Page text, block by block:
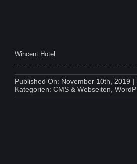
Wincent Hotel
Published On: November 10th, 2019 |
Kategorien: CMS & Webseiten